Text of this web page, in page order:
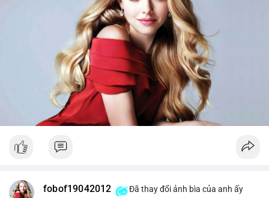
fobof19042012 Đã thay đổi ảnh bìa của anh ấy